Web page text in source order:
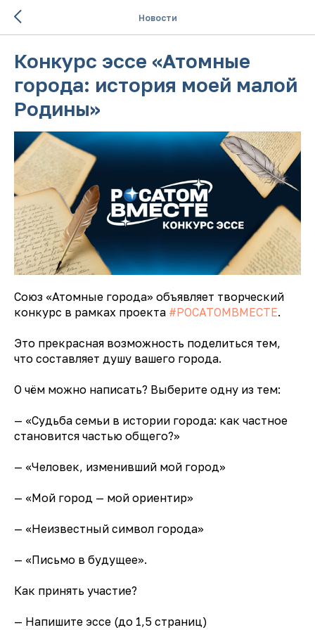
Новости
Конкурс эссе «Атомные
города: история моей малой
Родины»
Союз «Атомные города» объявляет творческий
конкурс в рамках проекта #РОСАТОМВМЕСТЕ.
Это прекрасная возможность поделиться тем,
что составляет душу вашего города.
О чём можно написать? Выберите одну из тем:
— «Судьба семьи в истории города: как частное
становится частью общего?»
— «Человек, изменивший мой город»
— «Мой город — мой ориентир»
— «Неизвестный символ города»
— «Письмо в будущее».
Как принять участие?
— Напишите эссе (до 1,5 страниц)